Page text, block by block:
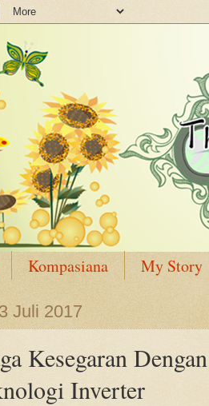
Kompasiana My Story
Juli 2017
Kesegaran
Inverter